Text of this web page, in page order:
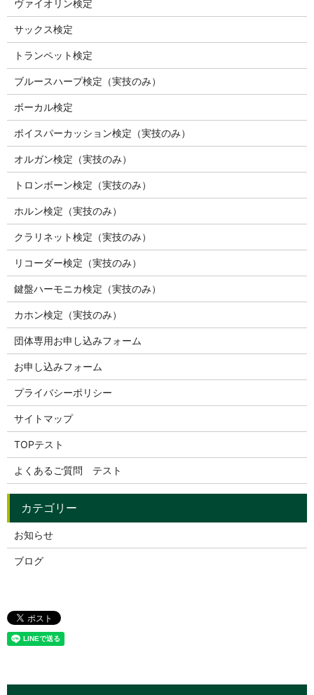
ヴァイオリン検定
サックス検定
トランペット検定
ブルースハープ検定（実技のみ）
ボーカル検定
ボイスパーカッション検定（実技のみ）
オルガン検定（実技のみ）
トロンボーン検定（実技のみ）
ホルン検定（実技のみ）
クラリネット検定（実技のみ）
リコーダー検定（実技のみ）
鍵盤ハーモニカ検定（実技のみ）
カホン検定（実技のみ）
団体専用お申し込みフォーム
お申し込みフォーム
プライバシーポリシー
サイトマップ
TOPテスト
よくあるご質問 テスト
お知らせ
ブログ